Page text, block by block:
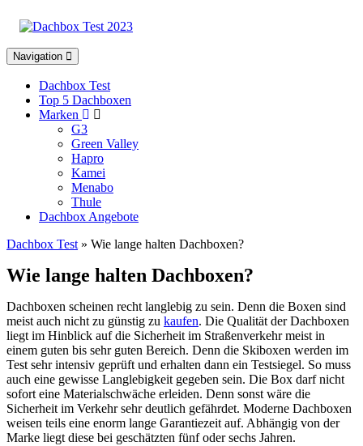
Toggle
navigation
Navigation
Dachbox Test
Top 5 Dachboxen
Marken
G3
Green Valley
Hapro
Kamei
Menabo
Thule
Dachbox Angebote
Dachbox Test » Wie lange halten Dachboxen?
Wie lange halten Dachboxen?
Dachboxen scheinen recht langlebig zu sein. Denn die Boxen sind
meist auch nicht zu günstig zu kaufen. Die Qualität der Dachboxen
liegt im Hinblick auf die Sicherheit im Straßenverkehr meist in
einem guten bis sehr guten Bereich. Denn die Skiboxen werden im
Test sehr intensiv geprüft und erhalten dann ein Testsiegel. So muss
auch eine gewisse Langlebigkeit gegeben sein. Die Box darf nicht
sofort eine Materialschwäche erleiden. Denn sonst wäre die
Sicherheit im Verkehr sehr deutlich gefährdet. Moderne Dachboxen
weisen teils eine enorm lange Garantiezeit auf. Abhängig von der
Marke liegt diese bei geschätzten fünf oder sechs Jahren.